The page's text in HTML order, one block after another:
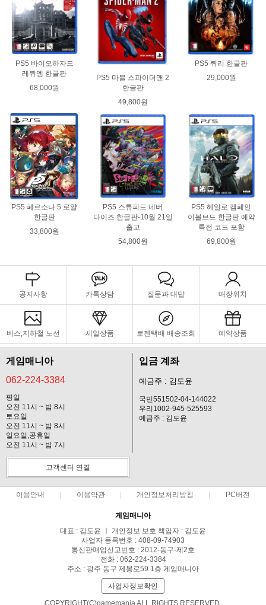
PS5 바이오하자드
레퀴엠 한글판
68,000원
PS5 마블 스파이더맨 2
한글판
49,800원
PS5 쿼리 한글판
29,000원
PS5 페르소나 5 로얄
한글판
33,800원
PS5 스튜피드 네버
다이즈 한글판-10월 21일
출고
54,800원
PS5 헤일로 캠페인
이볼브드 한글판 예약
특전 코드 포함
69,800원
공지사항 카톡상담 질문과 대답 매장위치
버스,지하철 노선 세일상품 로젠택배 배송조회 예약상품
게임매니아
062-224-3384
평일
오전 11시 ~ 밤 8시
토요일
오전 11시 ~ 밤 8시
일요일,공휴일
오전 11시 ~ 밤 7시
입금 계좌
예금주 : 김도윤
국민551502-04-144022
우리1002-945-525593
예금주 : 김도윤
고객센터 연결
이용안내 이용약관 개인정보처리방침 PC버전
게임매니아
대표 : 김도윤 ㅣ 개인정보 보호 책임자 : 김도윤
사업자 등록번호 : 408-09-74903
통신판매업신고번호 : 2012-동구-제2호
전화 : 062-224-3384
주소 : 광주 동구 제봉로59 1층 게임매니아
사업자정보확인
COPYRIGHT(C)gamemania ALL RIGHTS RESERVED.